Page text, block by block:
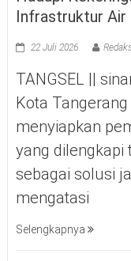
Infrastruktur Air
22 Juli 2026
TANGSEL ||
Kota
menyiapkan
yang dilengkapi
sebagai solusi
mengatasi
Selengkapnya